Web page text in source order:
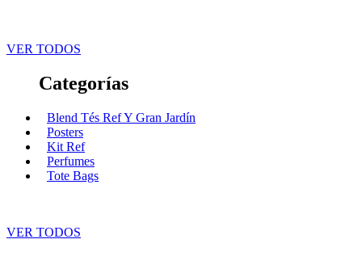
VER TODOS
Categorías
Blend Tés Ref Y Gran Jardín
Posters
Kit Ref
Perfumes
Tote Bags
VER TODOS